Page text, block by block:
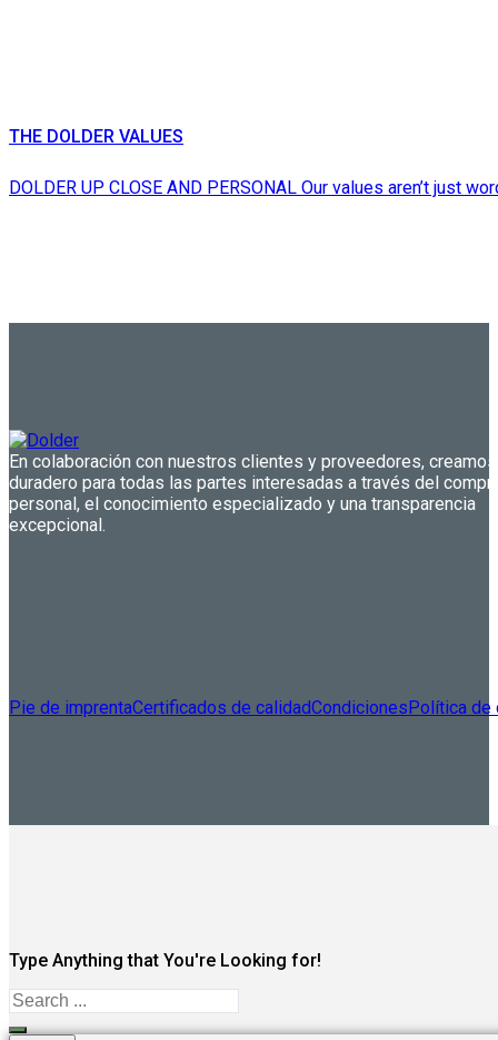
THE DOLDER VALUES
DOLDER UP CLOSE AND PERSONAL Our values aren’t just
En colaboración con nuestros clientes y proveedores,
duradero para todas las partes interesadas a través del
personal, el conocimiento especializado y una transparencia
excepcional.
Pie de imprentaCertificados de calidadCondiciones Política de
Type Anything that You're Looking for!
Search